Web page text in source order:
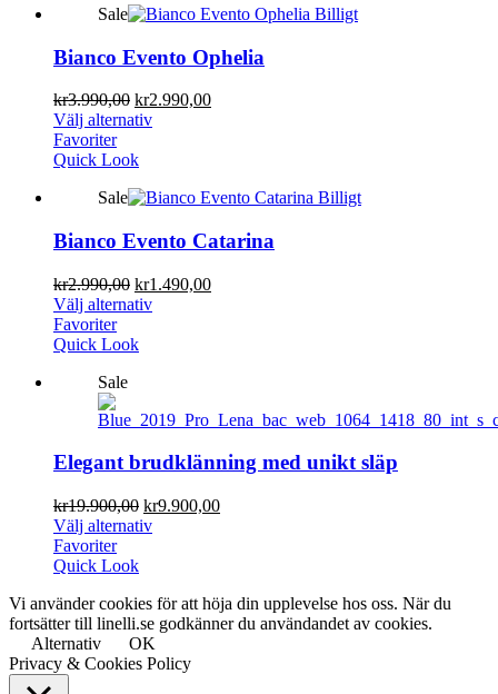
Sale
Bianco Evento Ophelia
kr3.990,00 kr2.990,00
Välj alternativ
Favoriter
Quick Look
Sale
Bianco Evento Catarina
kr2.990,00 kr1.490,00
Välj alternativ
Favoriter
Quick Look
Sale
Elegant brudklänning med unikt släp
kr19.900,00 kr9.900,00
Välj alternativ
Favoriter
Quick Look
Vi använder cookies för att höja din upplevelse hos oss. När du
fortsätter till linelli.se godkänner du användandet av cookies.
Alternativ
OK
Privacy & Cookies Policy